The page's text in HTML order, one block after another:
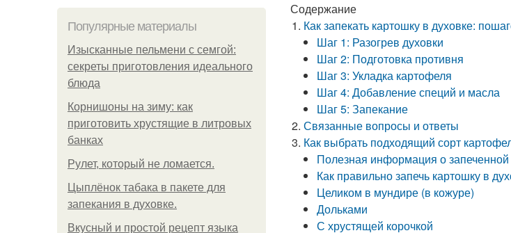
Популярные материалы
Изысканные пельмени с семгой:
секреты приготовления идеального
блюда
Корнишоны на зиму: как
приготовить хрустящие в литровых
банках
Рулет, который не ломается.
Цыплёнок табака в пакете для
запекания в духовке.
Вкусный и простой рецепт языка
Содержание
Как запекать картошку в духовке:
Шаг 1: Разогрев духовки
Шаг 2: Подготовка противня
Шаг 3: Укладка картофеля
Шаг 4: Добавление специй и масла
Шаг 5: Запекание
Связанные вопросы и ответы
Как выбрать подходящий сорт
Полезная информация о
Как правильно запечь картошку в
Целиком в мундире (в кожуре)
Дольками
С хрустящей корочкой